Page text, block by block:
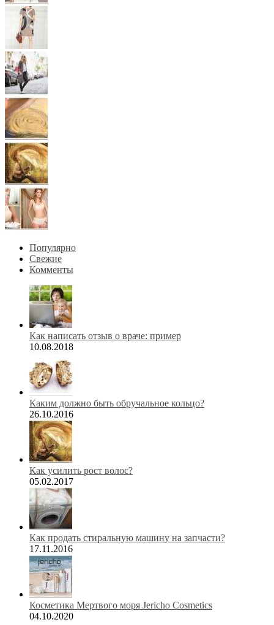
Популярно
Свежие
Комменты
Как написать отзыв о враче: пример
10.08.2018
Каким должно быть обручальное кольцо?
26.10.2016
Как усилить рост волос?
05.02.2017
Как продать стиральную машину на запчасти?
17.11.2016
Косметика Мертвого моря Jericho Cosmetics
04.10.2020